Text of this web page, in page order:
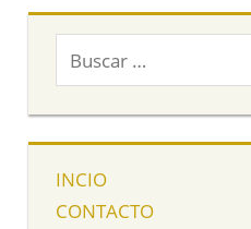
INCIO
CONTACTO